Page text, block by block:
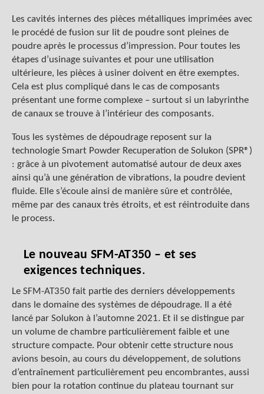
Les cavités internes des pièces métalliques imprimées avec
le procédé de fusion sur lit de poudre sont pleines de
poudre après le processus d’impression. Pour toutes les
étapes d’usinage suivantes et pour une utilisation
ultérieure, les pièces à usiner doivent en être exemptes.
Cela est plus compliqué dans le cas de composants
présentant une forme complexe – surtout si un labyrinthe
de canaux se trouve à l’intérieur des composants.
Tous les systèmes de dépoudrage reposent sur la
technologie Smart Powder Recuperation de Solukon (SPR®)
: grâce à un pivotement automatisé autour de deux axes
ainsi qu’à une génération de vibrations, la poudre devient
fluide. Elle s’écoule ainsi de manière sûre et contrôlée,
même par des canaux très étroits, et est réintroduite dans
le process.
Le nouveau SFM-AT350 – et ses
exigences techniques.
Le SFM-AT350 fait partie des derniers développements
dans le domaine des systèmes de dépoudrage. Il a été
lancé par Solukon à l’automne 2021. Et il se distingue par
un volume de chambre particulièrement faible et une
structure compacte. Pour obtenir cette structure nous
avions besoin, au cours du développement, de solutions
d’entraînement particulièrement peu encombrantes, aussi
bien pour la rotation continue du plateau tournant sur